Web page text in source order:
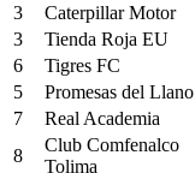
3
Caterpillar Motor
3
Tienda Roja EU
6
Tigres FC
5
Promesas del Llano
7
Real Academia
8
Club Comfenalco
Tolima